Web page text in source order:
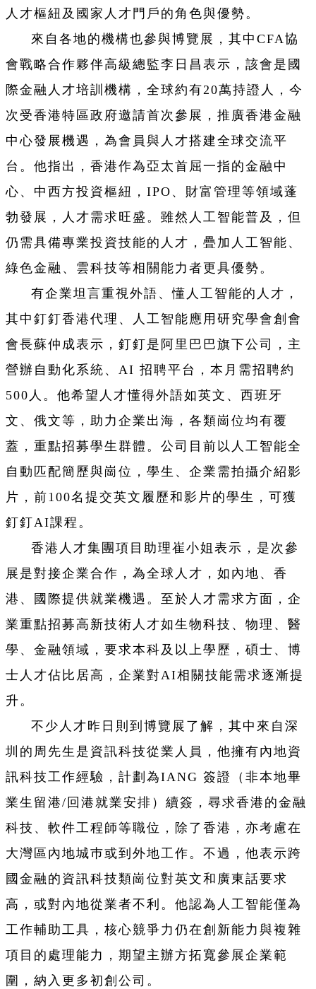
人才樞紐及國家人才門戶的角色與優勢。
來自各地的機構也參與博覽展，其中CFA協
會戰略合作夥伴高級總監李日昌表示，該會是國
際金融人才培訓機構，全球約有20萬持證人，今
次受香港特區政府邀請首次參展，推廣香港金融
中心發展機遇，為會員與人才搭建全球交流平
台。他指出，香港作為亞太首屈一指的金融中
心、中西方投資樞紐，IPO、財富管理等領域蓬
勃發展，人才需求旺盛。雖然人工智能普及，但
仍需具備專業投資技能的人才，疊加人工智能、
綠色金融、雲科技等相關能力者更具優勢。
有企業坦言重視外語、懂人工智能的人才，
其中釘釘香港代理、人工智能應用研究學會創會
會長蘇仲成表示，釘釘是阿里巴巴旗下公司，主
營辦自動化系統、AI 招聘平台，本月需招聘約
500人。他希望人才懂得外語如英文、西班牙
文、俄文等，助力企業出海，各類崗位均有覆
蓋，重點招募學生群體。公司目前以人工智能全
自動匹配簡歷與崗位，學生、企業需拍攝介紹影
片，前100名提交英文履歷和影片的學生，可獲
釘釘AI課程。
香港人才集團項目助理崔小姐表示，是次參
展是對接企業合作，為全球人才，如內地、香
港、國際提供就業機遇。至於人才需求方面，企
業重點招募高新技術人才如生物科技、物理、醫
學、金融領域，要求本科及以上學歷，碩士、博
士人才佔比居高，企業對AI相關技能需求逐漸提
升。
不少人才昨日則到博覽展了解，其中來自深
圳的周先生是資訊科技從業人員，他擁有內地資
訊科技工作經驗，計劃為IANG 簽證（非本地畢
業生留港/回港就業安排）續簽，尋求香港的金融
科技、軟件工程師等職位，除了香港，亦考慮在
大灣區內地城巿或到外地工作。不過，他表示跨
國金融的資訊科技類崗位對英文和廣東話要求
高，或對內地從業者不利。他認為人工智能僅為
工作輔助工具，核心競爭力仍在創新能力與複雜
項目的處理能力，期望主辦方拓寬參展企業範
圍，納入更多初創公司。